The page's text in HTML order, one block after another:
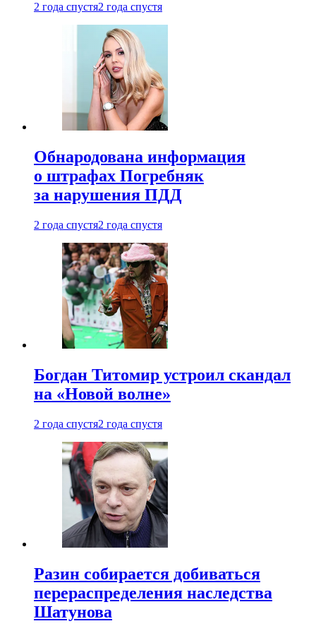
2 года спустя2 года спустя
Обнародована информация
о штрафах Погребняк
за нарушения ПДД
2 года спустя2 года спустя
Богдан Титомир устроил скандал
на «Новой волне»
2 года спустя2 года спустя
Разин собирается добиваться
перераспределения наследства
Шатунова